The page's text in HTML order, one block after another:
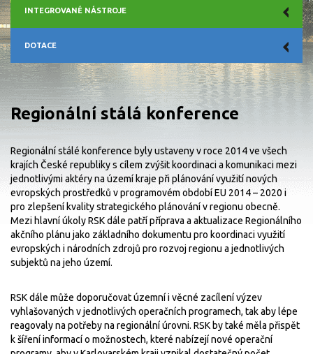
INTEGROVANÉ NÁSTROJE
DOTACE
Regionální stálá konference
Regionální stálé konference byly ustaveny v roce 2014 ve všech
krajích České republiky s cílem zvýšit koordinaci a komunikaci mezi
jednotlivými aktéry na území kraje při plánování využití nových
evropských prostředků v programovém období EU 2014 – 2020 i
pro zlepšení kvality strategického plánování v regionu obecně.
Mezi hlavní úkoly RSK dále patří příprava a aktualizace Regionálního
akčního plánu jako základního dokumentu pro koordinaci využití
evropských i národních zdrojů pro rozvoj regionu a jednotlivých
subjektů na jeho území.
RSK dále může doporučovat územní i věcné zacílení výzev
vyhlašovaných v jednotlivých operačních programech, tak aby lépe
reagovaly na potřeby na regionální úrovni. RSK by také měla přispět
k šíření informací o možnostech, které nabízejí nové operační